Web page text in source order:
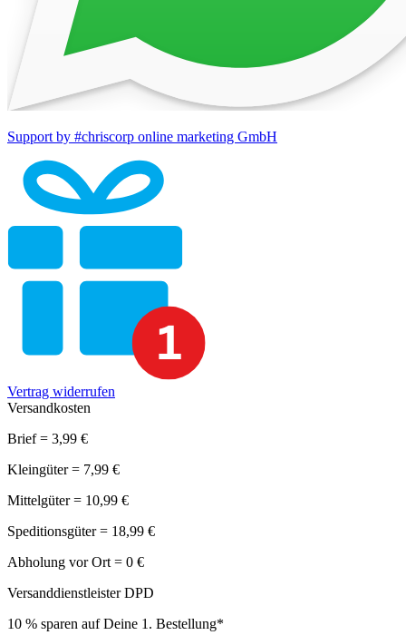
Support by #chriscorp online marketing GmbH
Vertrag widerrufen
Versandkosten
Brief = 3,99 €
Kleingüter = 7,99 €
Mittelgüter = 10,99 €
Speditionsgüter = 18,99 €
Abholung vor Ort = 0 €
Versanddienstleister DPD
10 % sparen auf Deine 1. Bestellung*